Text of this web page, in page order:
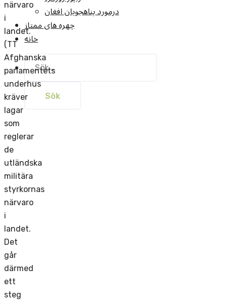
درمورد پناهجويان افغان
چهره های ممتاز
خانه
Sök
efter:
närvaro
i
landet.
(TT
Afghanska
parlamentets
underhus
kräver
lagar
som
reglerar
de
utländska
militära
styrkornas
närvaro
i
landet.
Det
går
därmed
ett
steg